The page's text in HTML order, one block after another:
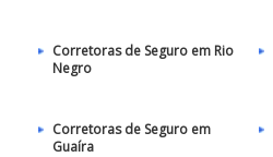
Corretoras de Seguro em Rio
Negro
Corretoras de Seguro em
Guaíra